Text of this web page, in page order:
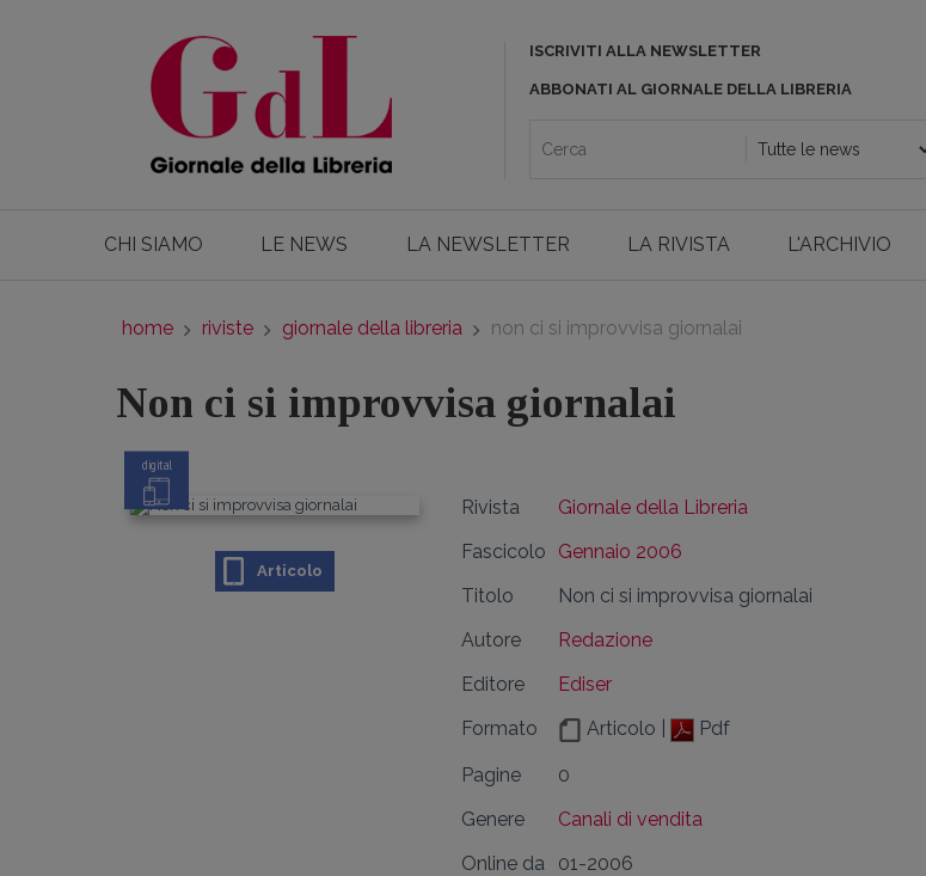
ISCRIVITI ALLA NEWSLETTER
ABBONATI AL GIORNALE DELLA LIBRERIA
CHI SIAMO LE NEWS LA NEWSLETTER LA RIVISTA L'ARCHIVIO
home riviste giornale della libreria non ci si improvvisa giornalai
Non ci si improvvisa giornalai
digital
Articolo
Rivista
Giornale della Libreria
Fascicolo
Gennaio 2006
Titolo
Non ci si improvvisa giornalai
Autore
Redazione
Editore
Ediser
Formato
Articolo | Pdf
Pagine
0
Genere
Canali di vendita
Online da
01-2006